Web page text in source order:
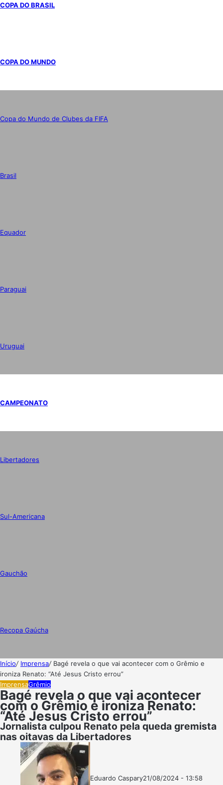
COPA DO BRASIL
COPA DO MUNDO
Copa do Mundo de Clubes da FIFA
Brasil
Equador
Paraguai
Uruguai
CAMPEONATO
Libertadores
Sul-Americana
Gauchão
Recopa Gaúcha
Início/ Imprensa/ Bagé revela o que vai acontecer com o Grêmio e
ironiza Renato: “Até Jesus Cristo errou”
ImprensaGrêmio
Bagé revela o que vai acontecer
com o Grêmio e ironiza Renato:
“Até Jesus Cristo errou”
Jornalista culpou Renato pela queda gremista
nas oitavas da Libertadores
Eduardo CasparyFollow
Mande
21/08/2024 - 13:58